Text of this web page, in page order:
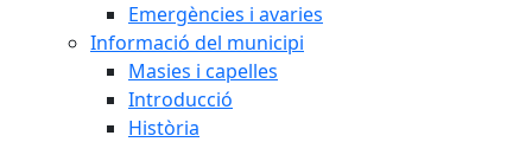
Emergències i avaries
Informació del municipi
Masies i capelles
Introducció
Història